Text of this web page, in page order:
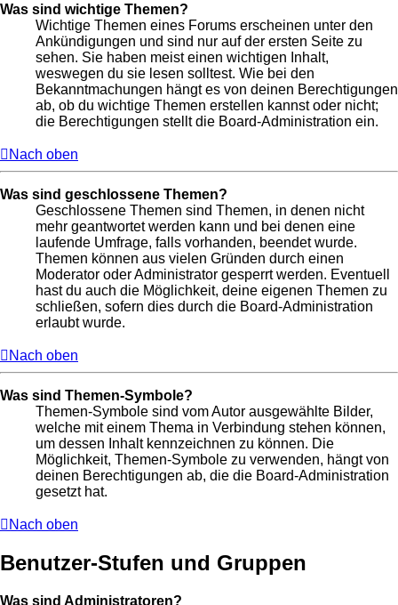
Was sind wichtige Themen?
Wichtige Themen eines Forums erscheinen unter den
Ankündigungen und sind nur auf der ersten Seite zu
sehen. Sie haben meist einen wichtigen Inhalt,
weswegen du sie lesen solltest. Wie bei den
Bekanntmachungen hängt es von deinen Berechtigungen
ab, ob du wichtige Themen erstellen kannst oder nicht;
die Berechtigungen stellt die Board-Administration ein.
Nach oben
Was sind geschlossene Themen?
Geschlossene Themen sind Themen, in denen nicht
mehr geantwortet werden kann und bei denen eine
laufende Umfrage, falls vorhanden, beendet wurde.
Themen können aus vielen Gründen durch einen
Moderator oder Administrator gesperrt werden. Eventuell
hast du auch die Möglichkeit, deine eigenen Themen zu
schließen, sofern dies durch die Board-Administration
erlaubt wurde.
Nach oben
Was sind Themen-Symbole?
Themen-Symbole sind vom Autor ausgewählte Bilder,
welche mit einem Thema in Verbindung stehen können,
um dessen Inhalt kennzeichnen zu können. Die
Möglichkeit, Themen-Symbole zu verwenden, hängt von
deinen Berechtigungen ab, die die Board-Administration
gesetzt hat.
Nach oben
Benutzer-Stufen und Gruppen
Was sind Administratoren?